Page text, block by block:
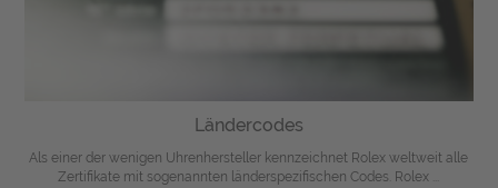
Ländercodes
Als einer der wenigen Uhrenhersteller kennzeichnet Rolex weltweit alle
Zertifikate mit sogenannten länderspezifischen Codes. Rolex ...